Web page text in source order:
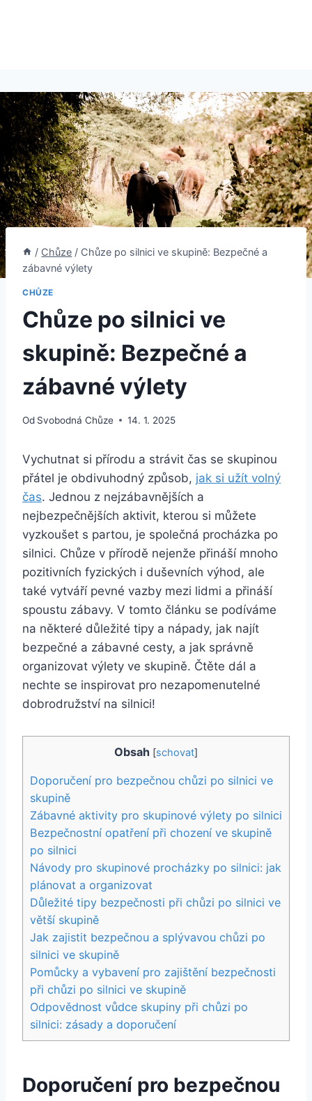
/ Chůze / Chůze po silnici ve skupině: Bezpečné a
zábavné výlety
CHŮZE
Chůze po silnici ve
skupině: Bezpečné a
zábavné výlety
Od Svobodná Chůze 14. 1. 2025
Vychutnat si přírodu a strávit čas se skupinou
přátel je obdivuhodný způsob, jak si užít volný
čas. Jednou z nejzábavnějších a
nejbezpečnějších aktivit, kterou si můžete
vyzkoušet s partou, je společná procházka po
silnici. Chůze v přírodě nejenže přináší mnoho
pozitivních fyzických i duševních výhod, ale
také vytváří pevné vazby mezi lidmi a přináší
spoustu zábavy. V tomto článku se podíváme
na některé důležité tipy a nápady, jak najít
bezpečné a zábavné cesty, a jak správně
organizovat výlety ve skupině. Čtěte dál a
nechte se inspirovat pro nezapomenutelné
dobrodružství na silnici!
Obsah [schovat]
Doporučení pro bezpečnou chůzi po silnici ve
skupině
Zábavné aktivity pro skupinové výlety po silnici
Bezpečnostní opatření při chození ve skupině
po silnici
Návody pro skupinové procházky po silnici: jak
plánovat a organizovat
Důležité tipy bezpečnosti při chůzi po silnici ve
větší skupině
Jak zajistit bezpečnou a splývavou chůzi po
silnici ve skupině
Pomůcky a vybavení pro zajištění bezpečnosti
při chůzi po silnici ve skupině
Odpovědnost vůdce skupiny při chůzi po
silnici: zásady a doporučení
Doporučení pro bezpečnou